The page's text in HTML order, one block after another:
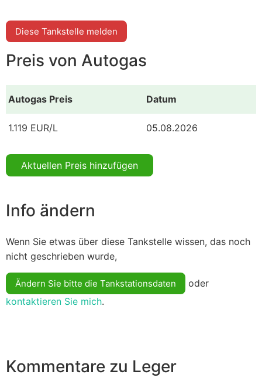
Diese Tankstelle melden
Preis von Autogas
Autogas Preis Datum
1.119 EUR/L 05.08.2026
Aktuellen Preis hinzufügen
Info ändern
Wenn Sie etwas über diese Tankstelle wissen, das noch
nicht geschrieben wurde,
Ändern Sie bitte die Tankstationsdaten
oder
kontaktieren Sie mich.
Kommentare zu Leger